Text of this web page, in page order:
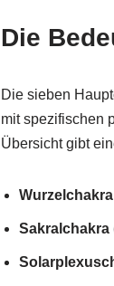
Die
Die sieben
mit spezifischen
Übersicht gibt
Sakralchakra